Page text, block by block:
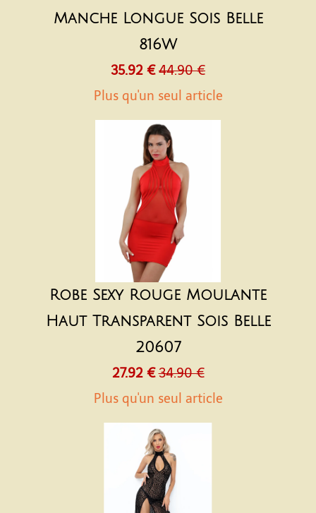
Manche Longue Sois Belle
816W
35.92 € 44.90 €
Plus qu'un seul article
Robe Sexy Rouge Moulante
Haut Transparent Sois Belle
20607
27.92 € 34.90 €
Plus qu'un seul article